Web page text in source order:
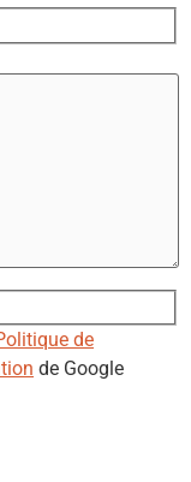
de
de Google